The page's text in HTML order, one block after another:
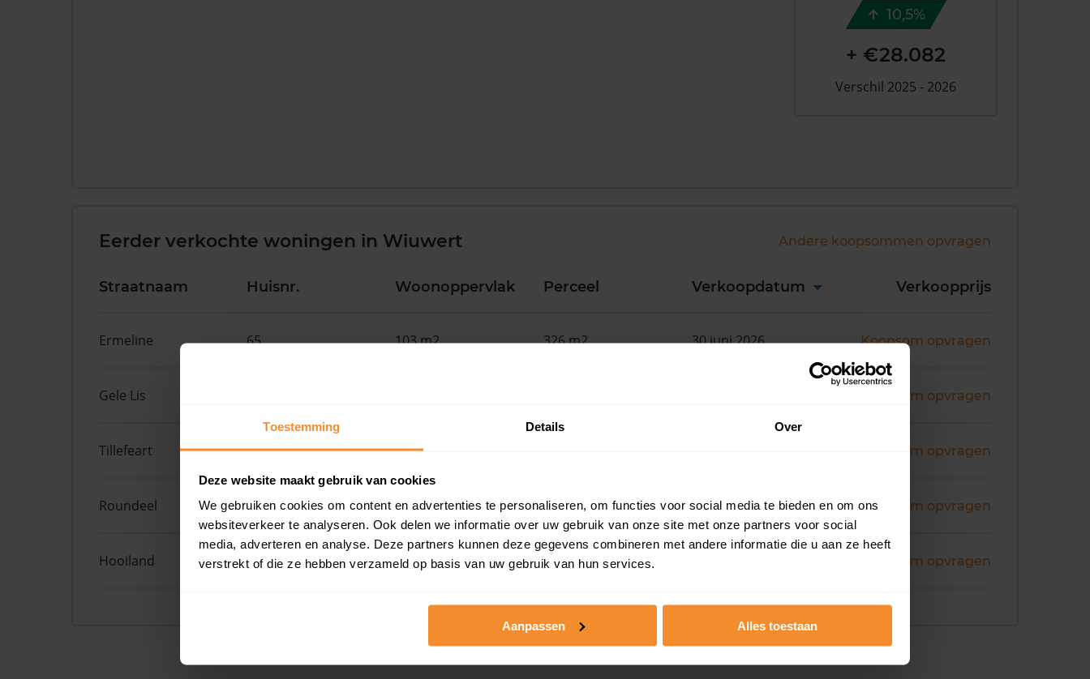
Toestemming Details Over
Deze website maakt gebruik van cookies
We gebruiken cookies om content en advertenties te personaliseren, om functies voor social media te bieden en om ons
websiteverkeer te analyseren. Ook delen we informatie over uw gebruik van onze site met onze partners voor social
media, adverteren en analyse. Deze partners kunnen deze gegevens combineren met andere informatie die u aan ze heeft
verstrekt of die ze hebben verzameld op basis van uw gebruik van hun services.
Aanpassen Alles toestaan
10,5%
+ €28.082
Verschil 2025 - 2026
Eerder verkochte woningen in Wiuwert Andere koopsommen opvragen
Straatnaam Huisnr. Woonoppervlak Perceel Verkoopdatum Verkoopprijs
Ermeline 65 103 m2 326 m2 30 juni 2026 Koopsom opvragen
Gele Lis Koopsom opvragen
Tillefeart 7 145 m2 Koopsom opvragen
Roundeel 50 216 m2 592 m2 30 juni 2026 Koopsom opvragen
Hooiland 29 92 m2 4.024 m2 Koopsom opvragen